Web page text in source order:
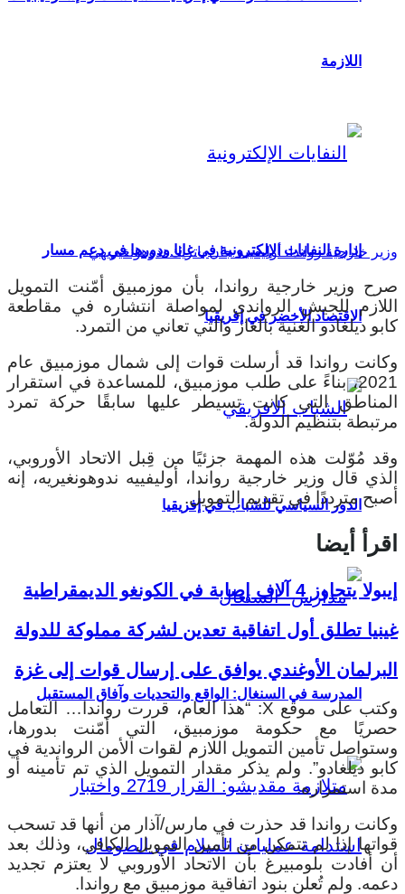
اللازمة
إدارة النفايات الإلكترونية في غانا ودورها في دعم مسار
الاقتصاد الأخضر في إفريقيا
الدور السياسي للشباب في إفريقيا
المدرسة في السنغال: الواقع والتحديات وآفاق المستقبل
وزير خارجية رواندا، أوليفييه جان باتريك ندوهونغيريهي
صرح وزير خارجية رواندا، بأن موزمبيق أمّنت التمويل
اللازم للجيش الرواندي لمواصلة انتشاره في مقاطعة
كابو ديلغادو الغنية بالغاز والتي تعاني من التمرد.
وكانت رواندا قد أرسلت قوات إلى شمال موزمبيق عام
2021، بناءً على طلب موزمبيق، للمساعدة في استقرار
المناطق التي كانت تسيطر عليها سابقًا حركة تمرد
مرتبطة بتنظيم الدولة.
وقد مُوّلت هذه المهمة جزئيًا من قِبل الاتحاد الأوروبي،
الذي قال وزير خارجية رواندا، أوليفييه ندوهونغيريه، إنه
أصبح مترددًا في تقديم التمويل.
اقرأ أيضا
إيبولا يتجاوز 4 آلاف إصابة في الكونغو الديمقراطية
غينيا تطلق أول اتفاقية تعدين لشركة مملوكة للدولة
البرلمان الأوغندي يوافق على إرسال قوات إلى غزة
وكتب على موقع X: “هذا العام، قررت رواندا… التعامل
حصريًا مع حكومة موزمبيق، التي أمّنت بدورها،
وستواصل تأمين التمويل اللازم لقوات الأمن الرواندية في
كابو ديلغادو”. ولم يذكر مقدار التمويل الذي تم تأمينه أو
مدة استمراره.
وكانت رواندا قد حذرت في مارس/آذار من أنها قد تسحب
قواتها إذا لم تتمكن من تأمين التمويل الكافي، وذلك بعد
أن أفادت بلومبيرغ بأن الاتحاد الأوروبي لا يعتزم تجديد
دعمه. ولم تُعلن بنود اتفاقية موزمبيق مع رواندا.